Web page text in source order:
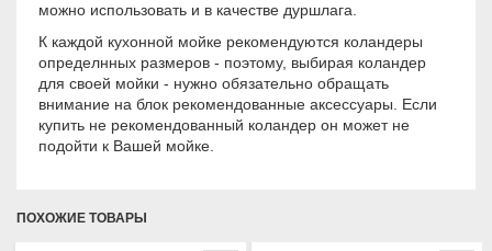
можно использовать и в качестве дуршлага.
К каждой кухонной мойке рекомендуются коландеры
определнных размеров - поэтому, выбирая коландер
для своей мойки - нужно обязательно обращать
внимание на блок рекомендованные аксессуары. Если
купить не рекомендованный коландер он может не
подойти к Вашей мойке.
ПОХОЖИЕ ТОВАРЫ